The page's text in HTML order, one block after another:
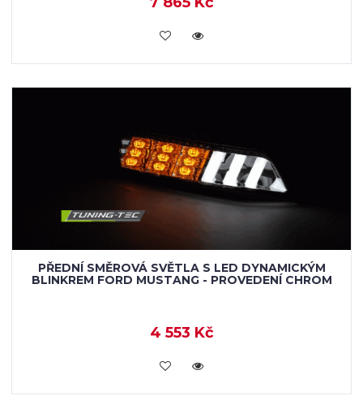
KOUPIT
PŘEDNÍ SMĚROVÁ SVĚTLA S LED DYNAMICKÝM
BLINKREM FORD MUSTANG - PROVEDENÍ CHROM
4 553 Kč
KOUPIT